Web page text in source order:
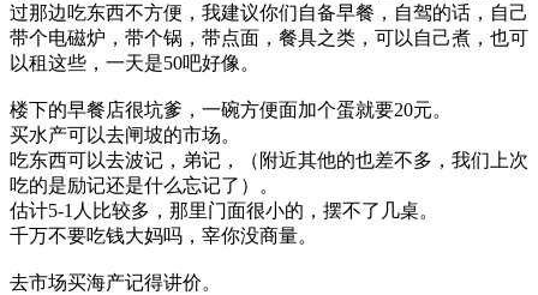
过那边吃东西不方便，我建议你们自备早餐，自驾的话，自己
带个电磁炉，带个锅，带点面，餐具之类，可以自己煮，也可
以租这些，一天是50吧好像。
楼下的早餐店很坑爹，一碗方便面加个蛋就要20元。
买水产可以去闸坡的市场。
吃东西可以去波记，弟记，（附近其他的也差不多，我们上次
吃的是励记还是什么忘记了）。
估计5-1人比较多，那里门面很小的，摆不了几桌。
千万不要吃钱大妈吗，宰你没商量。
去市场买海产记得讲价。